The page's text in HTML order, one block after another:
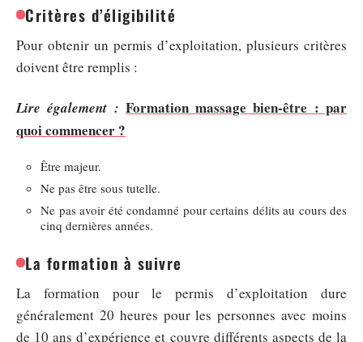
Critères d’éligibilité
Pour obtenir un permis d’exploitation, plusieurs critères
doivent être remplis :
Lire également : Formation massage bien-être : par
quoi commencer ?
Être majeur.
Ne pas être sous tutelle.
Ne pas avoir été condamné pour certains délits au cours des
cinq dernières années.
La formation à suivre
La formation pour le permis d’exploitation dure
généralement 20 heures pour les personnes avec moins
de 10 ans d’expérience et couvre différents aspects de la